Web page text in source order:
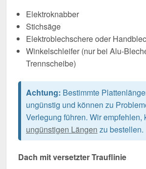
Elektroknabber
Stichsäge
Elektroblechschere oder
Winkelschleifer (nur bei Alu-
Trennscheibe)
Achtung: Bestimmte
ungünstig und können zu
Verlegung führen. Wir empfehlen,
ungünstigen Längen zu bestellen.
Dach mit versetzter Trauflinie